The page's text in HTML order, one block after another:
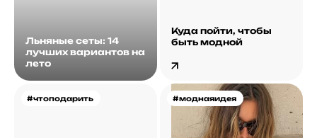
Льняные сеты: 14
лучших вариантов на
лето
Куда пойти, чтобы
быть модной
#чтоподарить #моднаяидея